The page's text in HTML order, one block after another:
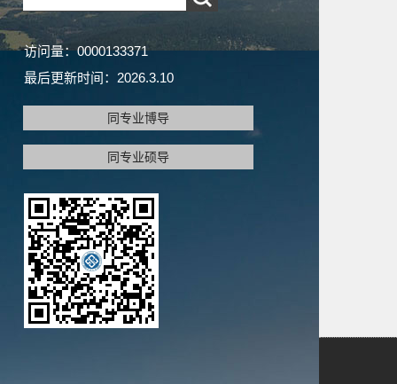
访问量：0000133371
最后更新时间： 2026.3.10
同专业博导
同专业硕导